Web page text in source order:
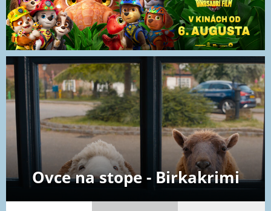
Ovce na stope - Birkakrimi